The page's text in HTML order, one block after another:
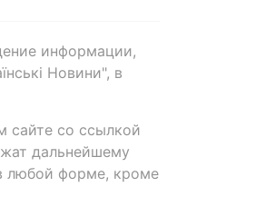
информации,
Новини", в
сайте со ссылкой
дальнейшему
любой форме, кроме